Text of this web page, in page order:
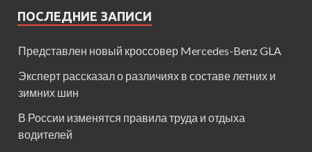
ПОСЛЕДНИЕ ЗАПИСИ
Представлен новый кроссовер Mercedes-Benz GLA
Эксперт рассказал о различиях в составе летних и
зимних шин
В России изменятся правила труда и отдыха
водителей